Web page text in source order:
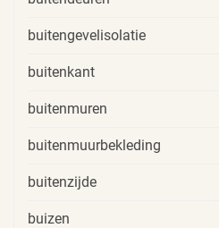
buitengevelisolatie
buitenkant
buitenmuren
buitenmuurbekleding
buitenzijde
buizen